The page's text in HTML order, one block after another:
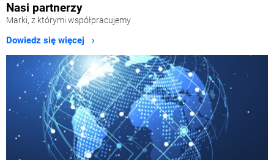
Nasi partnerzy
Marki, z którymi współpracujemy
Dowiedz się więcej ›